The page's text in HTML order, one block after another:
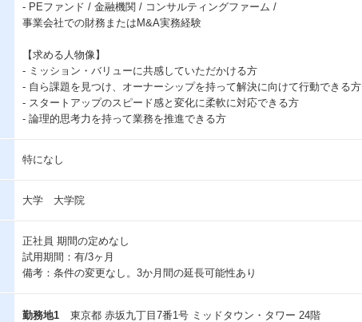
- PEファンド / 金融機関 / コンサルティングファーム /
事業会社での財務またはM&A実務経験
【求める人物像】
- ミッション・バリューに共感していただかける方
- 自ら課題を見つけ、オーナーシップを持って解決に向けて行動できる方
- スタートアップのスピード感と変化に柔軟に対応できる方
- 論理的思考力を持って業務を推進できる方
特になし
大学 大学院
正社員 期間の定めなし
試用期間：有/3ヶ月
備考：条件の変更なし。3か月間の延長可能性あり
勤務地1
東京都 赤坂九丁目7番1号 ミッドタウン・タワー 24階